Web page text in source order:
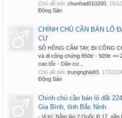
Chủ đề bởi: chunhad010200 15/
Động Sản
CHÍNH CHỦ CẦN BÁN LÔ
CƯ
SỔ HỒNG CẦM TAY, ĐI CÔNG
và đi công chứng 850tr - 920tr =>
cao tốc - Dân cư...
Chủ đề bởi: trungnghia93 17/12/24
Động Sản
Chính chủ cần bán lô đất
Gia Bình, tỉnh Bắc Ninh
- Vị trí: Nằm làn 2 Quốc lộ 17,